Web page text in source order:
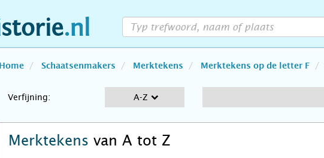
Home Schaatsenmakers Merktekens Merktekens op de letter F
Verfijning: A-Z
Merktekens van A tot Z